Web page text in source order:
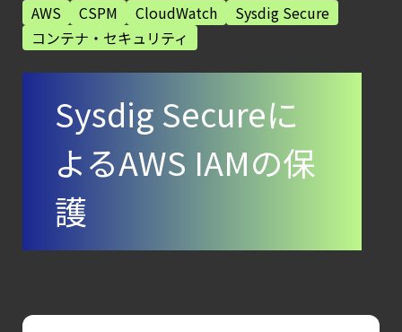
クラウドワークロードを守る最新セキュリテ
【ブログ】
CTEMとは何か｜
攻撃者視点でクラウドの弱点を可視化する新
【ブログ】
セキュリティ運用の効率化を実現するSysdig
AWS
CSPM CloudWatch
Sysdig Secure
コンテナ・セキュリティ
Sysdig Secureに
よるAWS IAMの保
護